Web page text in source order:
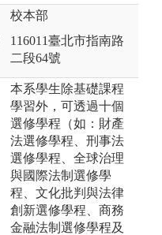
校本部
116011臺北市指南路
二段64號
本系學生除基礎課程
學習外，可透過十個
選修學程（如：財產
法選修學程、刑事法
選修學程、全球治理
與國際法制選修學
程、文化批判與法律
創新選修學程、商務
金融法制選修學程及